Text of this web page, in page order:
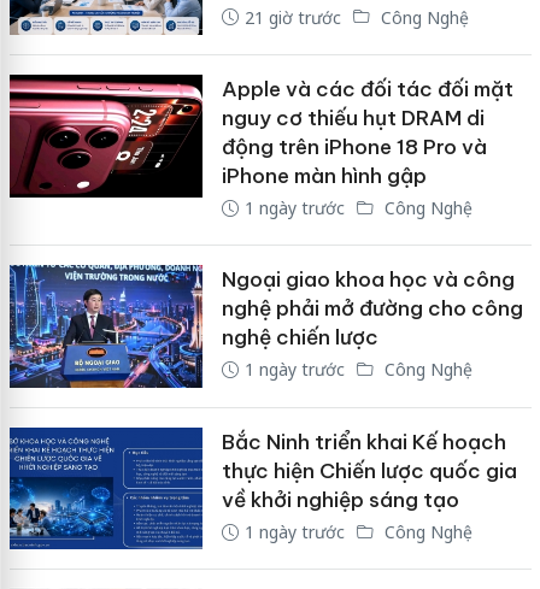
21 giờ trước Công Nghệ
Apple và các đối tác đối mặt
nguy cơ thiếu hụt DRAM di
động trên iPhone 18 Pro và
iPhone màn hình gập
1 ngày trước Công Nghệ
Ngoại giao khoa học và công
nghệ phải mở đường cho công
nghệ chiến lược
1 ngày trước Công Nghệ
Bắc Ninh triển khai Kế hoạch
thực hiện Chiến lược quốc gia
về khởi nghiệp sáng tạo
1 ngày trước Công Nghệ